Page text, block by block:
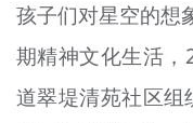
榜样人物
身边好人
孩子们对星空的想
期精神文化生活
道翠堤清苑社区组